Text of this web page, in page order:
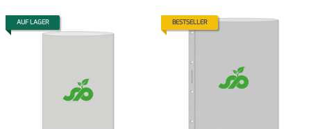
AUF LAGER BESTSELLER